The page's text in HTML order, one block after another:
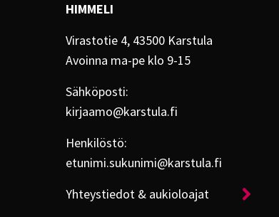
HIMMELI
Virastotie 4, 43500 Karstula
Avoinna ma-pe klo 9-15
Sähköposti:
kirjaamo@karstula.fi
Henkilöstö:
etunimi.sukunimi@karstula.fi
Yhteystiedot & aukioloajat